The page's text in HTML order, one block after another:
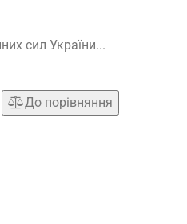
сил України...
До порівняння